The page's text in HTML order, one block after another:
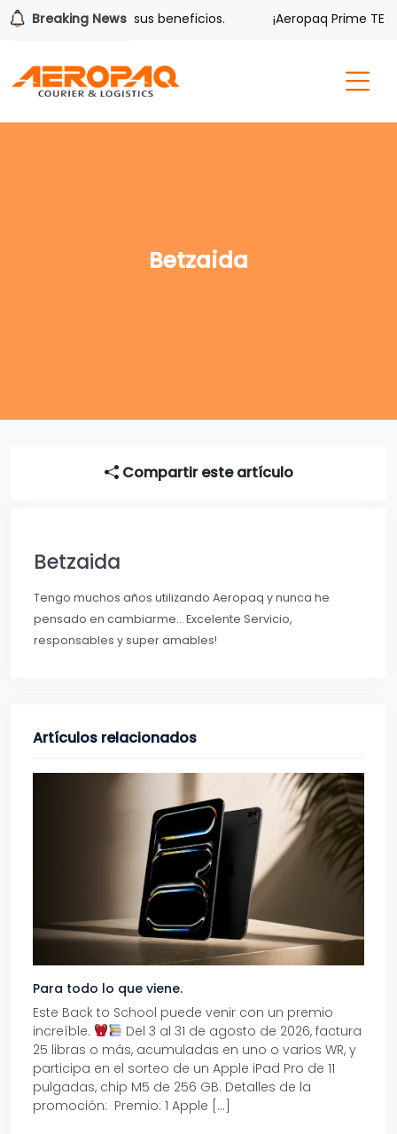
Breaking News
también tiene sus beneficios. ¡Aeropaq Prime TE DA
Betzaida
Compartir este artículo
Betzaida
Tengo muchos años utilizando Aeropaq y nunca he
pensado en cambiarme… Excelente Servicio,
responsables y super amables!
Artículos relacionados
Para todo lo que viene.
Este Back to School puede venir con un premio
increíble.
Del 3 al 31 de agosto de 2026, factura
25 libras o más, acumuladas en uno o varios WR, y
participa en el sorteo de un Apple iPad Pro de 11
pulgadas, chip M5 de 256 GB. Detalles de la
promoción: Premio: 1 Apple […]